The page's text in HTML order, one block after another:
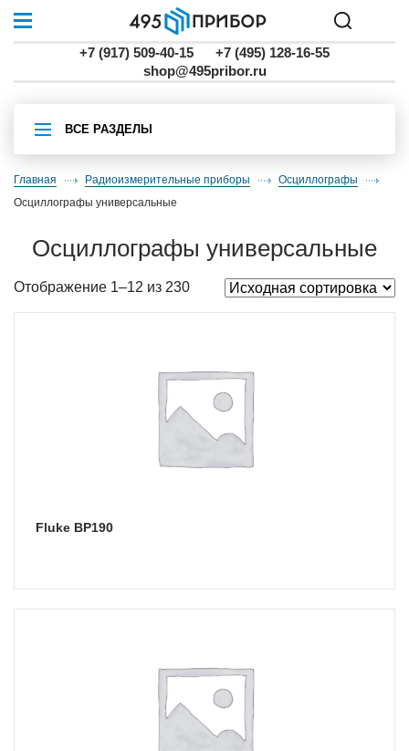
+7 (917) 509-40-15
+7 (495) 128-16-55
shop@495pribor.ru
ВСЕ РАЗДЕЛЫ
Главная Радиоизмерительные приборы
осциллографы
осциллографы универсальные
осциллографы универсальные
Отображение 1–12 из 230
Fluke BP190